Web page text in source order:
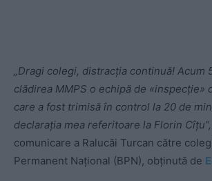
„Dragi colegi, distracția continuă! Acum
clădirea MMPS o echipă de «inspecție»
care a fost trimisă în control la 20 de
declarația mea referitoare la Florin Cîțu”,
comunicare a Ralucăi Turcan către
Permanent Național (BPN), obținută de